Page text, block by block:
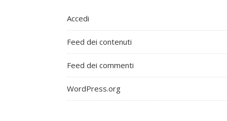
Accedi
Feed dei contenuti
Feed dei commenti
WordPress.org